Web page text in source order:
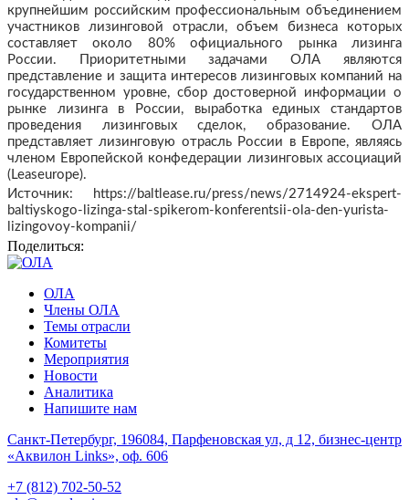
крупнейшим российским профессиональным объединением
участников лизинговой отрасли, объем бизнеса которых
составляет около 80% официального рынка лизинга
России. Приоритетными задачами ОЛА являются
представление и защита интересов лизинговых компаний на
государственном уровне, сбор достоверной информации о
рынке лизинга в России, выработка единых стандартов
проведения лизинговых сделок, образование. ОЛА
представляет лизинговую отрасль России в Европе, являясь
членом Европейской конфедерации лизинговых ассоциаций
(Leaseurope).
Источник: https://baltlease.ru/press/news/2714924-ekspert-
baltiyskogo-lizinga-stal-spikerom-konferentsii-ola-den-yurista-
lizingovoy-kompanii/
Поделиться:
ОЛА
Члены ОЛА
Темы отрасли
Комитеты
Мероприятия
Новости
Аналитика
Напишите нам
Санкт-Петербург, 196084, Парфеновская ул, д 12, бизнес-центр
«Аквилон Links», оф. 606
+7 (812) 702-50-52